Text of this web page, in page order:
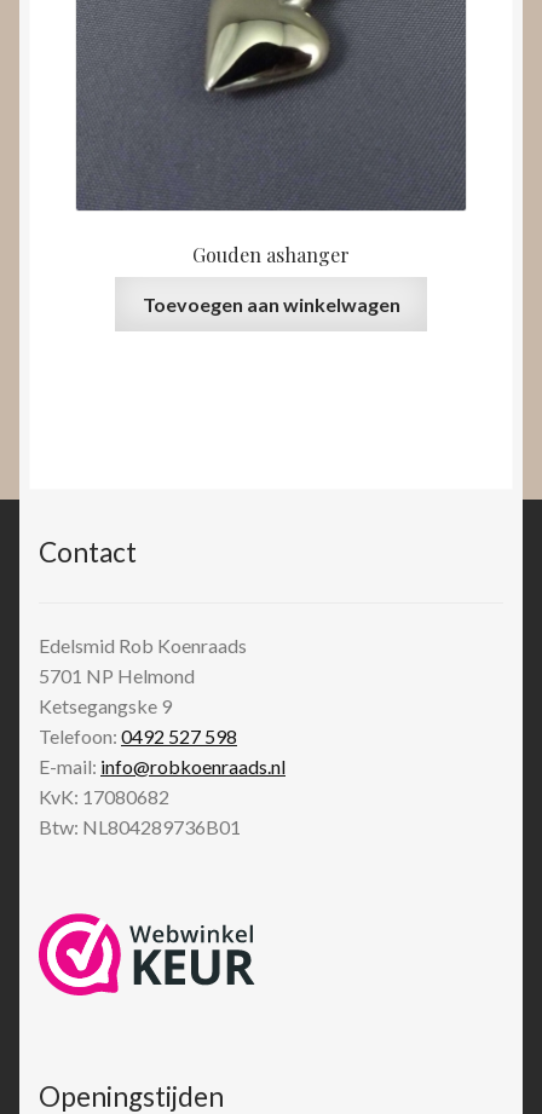
Gouden ashanger
Toevoegen aan winkelwagen
Contact
Edelsmid Rob Koenraads
5701 NP Helmond
Ketsegangske 9
Telefoon: 0492 527 598
E-mail: info@robkoenraads.nl
KvK: 17080682
Btw: NL804289736B01
Openingstijden